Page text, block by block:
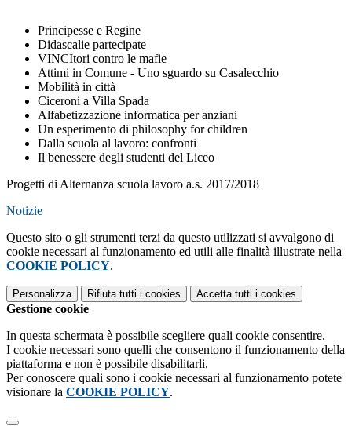
Principesse e Regine
Didascalie partecipate
VINCItori contro le mafie
Attimi in Comune - Uno sguardo su Casalecchio
Mobilità in città
Ciceroni a Villa Spada
Alfabetizzazione informatica per anziani
Un esperimento di philosophy for children
Dalla scuola al lavoro: confronti
Il benessere degli studenti del Liceo
Progetti di Alternanza scuola lavoro a.s. 2017/2018
Notizie
Questo sito o gli strumenti terzi da questo utilizzati si avvalgono di
cookie necessari al funzionamento ed utili alle finalità illustrate nella
COOKIE POLICY.
Personalizza Rifiuta tutti i cookies Accetta tutti i cookies
Gestione cookie
In questa schermata è possibile scegliere quali cookie consentire.
I cookie necessari sono quelli che consentono il funzionamento della
piattaforma e non è possibile disabilitarli.
Per conoscere quali sono i cookie necessari al funzionamento potete
visionare la COOKIE POLICY.